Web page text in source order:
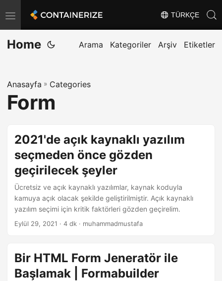
T
o
g
e
n
o
TÜRKÇE
Home Arama Kategoriler Arşiv Etiketler
Anasayfa » Categories
Form
2021'de açık kaynaklı yazılım
seçmeden önce gözden
geçirilecek şeyler
Ücretsiz ve açık kaynaklı yazılımlar, kaynak koduyla
kamuya açık olacak şekilde geliştirilmiştir. Açık kaynaklı
yazılım seçimi için kritik faktörleri gözden geçirelim.
Eylül 29, 2021 · 4 dk · muhammadmustafa
Bir HTML Form Jeneratör ile
Başlamak | Formabuilder